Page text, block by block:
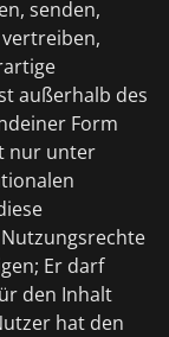
senden,
außerhalb des
Form
nur unter
Er darf
den Inhalt
hat den